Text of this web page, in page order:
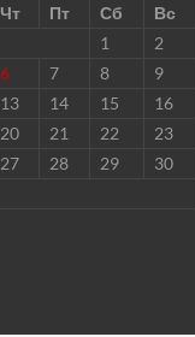
Чт Пт Сб
Вс
1
2
6 7 8
9
13 14 15
16
20 21 22
23
27 28 29
30